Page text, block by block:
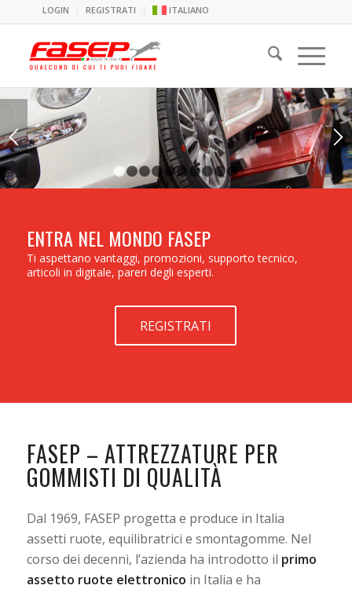
LOGIN REGISTRATI ITALIANO
1 2 3 4 5 6 7 8 9 10
ENTRA NEL MONDO FASEP
Ti aspettano vantaggi, promozioni, supporto tecnico,
articoli in digitale, pareri degli esperti.
REGISTRATI
FASEP – ATTREZZATURE PER
GOMMISTI DI QUALITÀ
Dal 1969, FASEP progetta e produce in Italia
assetti ruote, equilibratrici e smontagomme. Nel
corso dei decenni, l’azienda ha introdotto il primo
assetto ruote elettronico in Italia e ha